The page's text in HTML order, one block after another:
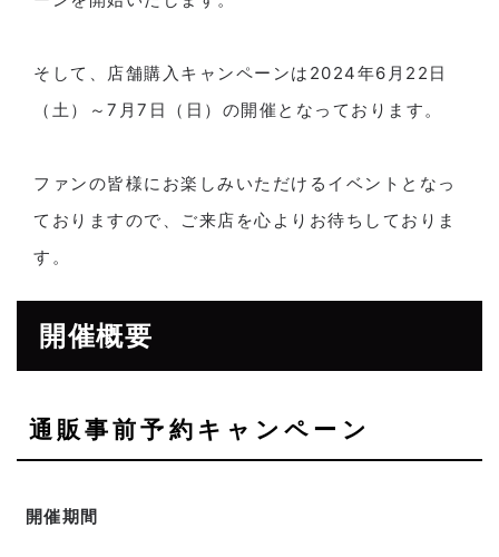
そして、店舗購入キャンペーンは2024年6月22日
（土）～7月7日（日）の開催となっております。
ファンの皆様にお楽しみいただけるイベントとなっ
ておりますので、ご来店を心よりお待ちしておりま
す。
開催概要
通販事前予約キャンペーン
開催期間